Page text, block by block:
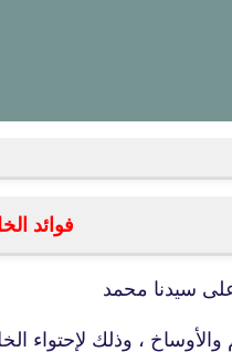
فوائد
سيدنا محمد
والأوساخ ، وذلك لإحتواء